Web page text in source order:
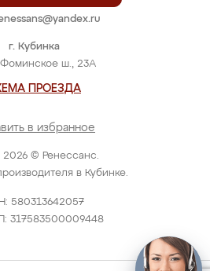
2026 © Ренессанс.
в Кубинке.
580313642057
317583500009448
г. Кубинка
Фоминское ш., 23А
ПРОЕЗДА
в избранное